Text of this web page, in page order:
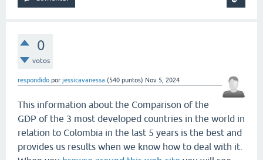
0
votos
respondido por jessicavanessa (540 puntos) Nov 5, 2024
This information about the Comparison of the
GDP of the 3 most developed countries in the world in
relation to Colombia in the last 5 years is the best and
provides us results when we know how to deal with it.